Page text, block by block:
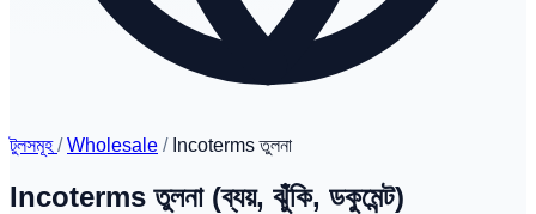
টুলসমূহ/ Wholesale / Incoterms তুলনা
Incoterms তুলনা (ব্যয়, ঝুঁকি, ডকুমেন্ট)